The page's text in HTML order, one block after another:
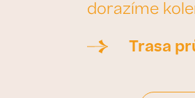
dorazíme
Trasa